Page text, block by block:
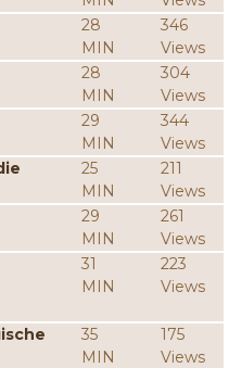
28
MIN
346
Views
28
MIN
304
Views
29
MIN
344
Views
25
MIN
211
Views
29
MIN
261
Views
31
MIN
223
Views
35
MIN
175
Views